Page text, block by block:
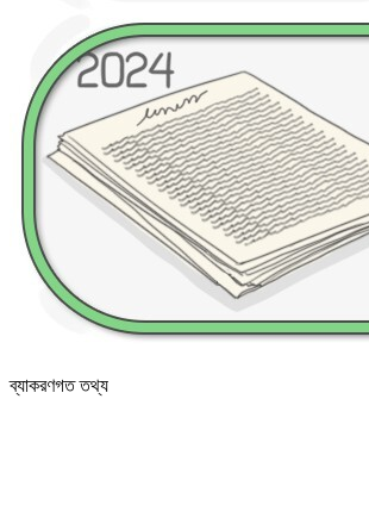
ব্যাকরণগত তথ্য